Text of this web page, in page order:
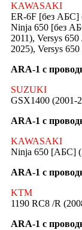
KAWASAKI
ER-6F [без АБС]
Ninja 650 [без
2011), Versys
2025), Versys
ARA-1 с
SUZUKI
GSX1400 (2001-
ARA-1 с
KAWASAKI
Ninja 650 [АБС]
ARA-1 с
KTM
1190 RC8 /R
ARA-1 с